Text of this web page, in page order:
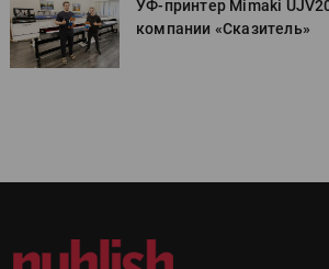
УФ-принтер Mimaki
компании «Сказитель»